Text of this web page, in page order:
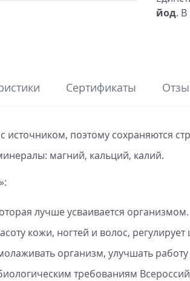
йод. В
Сертификаты
источником, поэтому сохраняются
магний, кальций, калий.
лучше усваивается организмом.
кожи, ногтей и волос,
организм, улучшать
требованиям